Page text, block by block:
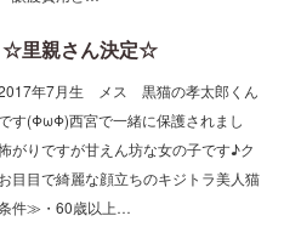
年7月生 メス 黒猫の孝太郎くん
す(ΦωΦ)西宮で一緒に保護されまし
がりですが甘えん坊な女の子です♪ク
目目で綺麗な顔立ちのキジトラ美人猫
件≫・60歳以上…